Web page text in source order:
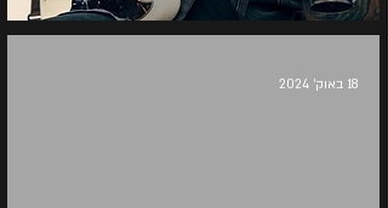
18 באוק׳ 2024